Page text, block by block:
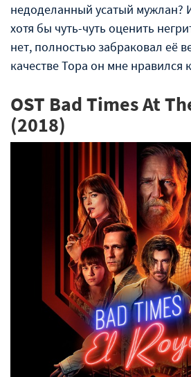
недоделанный усатый мужлан?
хотя бы чуть-чуть оценить
нет, полностью забраковал её
качестве Тора он мне нравился
OST Bad Times At
(2018)